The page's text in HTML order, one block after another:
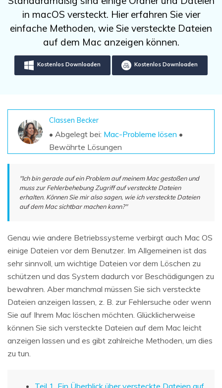
Unbegrenzte Daten vom Mac-System
wiederherstellen
Kostenlos Testen
Weitere Produkte
Repairit - Datenreparatur
UBackit - Datensicherung
Datenverlust-Szenarien
ALLE FUNKTIONEN ENTDECKEN
Sign In
search
in macOS versteckt. Hier erfahren Sie vier
einfache Methoden, wie Sie versteckte Dateien
auf dem Mac anzeigen können.
Kostenlos Downloaden Kostenlos Downloaden
Classen Becker
• Abgelegt bei: Mac-Probleme lösen •
Bewährte Lösungen
"Ich bin gerade auf ein Problem auf meinem Mac gestoßen und
muss zur Fehlerbehebung Zugriff auf versteckte Dateien
erhalten. Können Sie mir also sagen, wie ich versteckte Dateien
auf dem Mac sichtbar machen kann?"
Genau wie andere Betriebssysteme verbirgt auch Mac OS
einige Dateien vor dem Benutzer. Im Allgemeinen ist das
sehr sinnvoll, um wichtige Dateien vor dem Löschen zu
schützen und das System dadurch vor Beschädigungen zu
bewahren. Aber manchmal müssen Sie sich versteckte
Dateien anzeigen lassen, z. B. zur Fehlersuche oder wenn
Sie auf Ihrem Mac löschen möchten. Glücklicherweise
können Sie sich versteckte Dateien auf dem Mac leicht
anzeigen lassen und es gibt zahlreiche Methoden, um dies
zu tun.
Teil 1. Ein Überblick über versteckte Dateien auf